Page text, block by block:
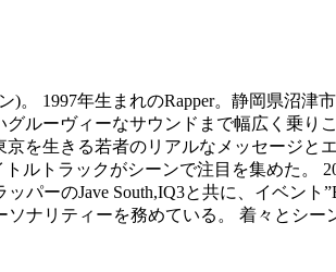
)。 1997年生まれのRapper。静岡県沼
ルーヴィーなサウンドまで幅広く乗
を生きる若者のリアルなメッセージ
ルトラックがシーンで注目を集めた。
ッパーのJave South,IQ3と共に、イベン
ナリティーを務めている。 着々とシ